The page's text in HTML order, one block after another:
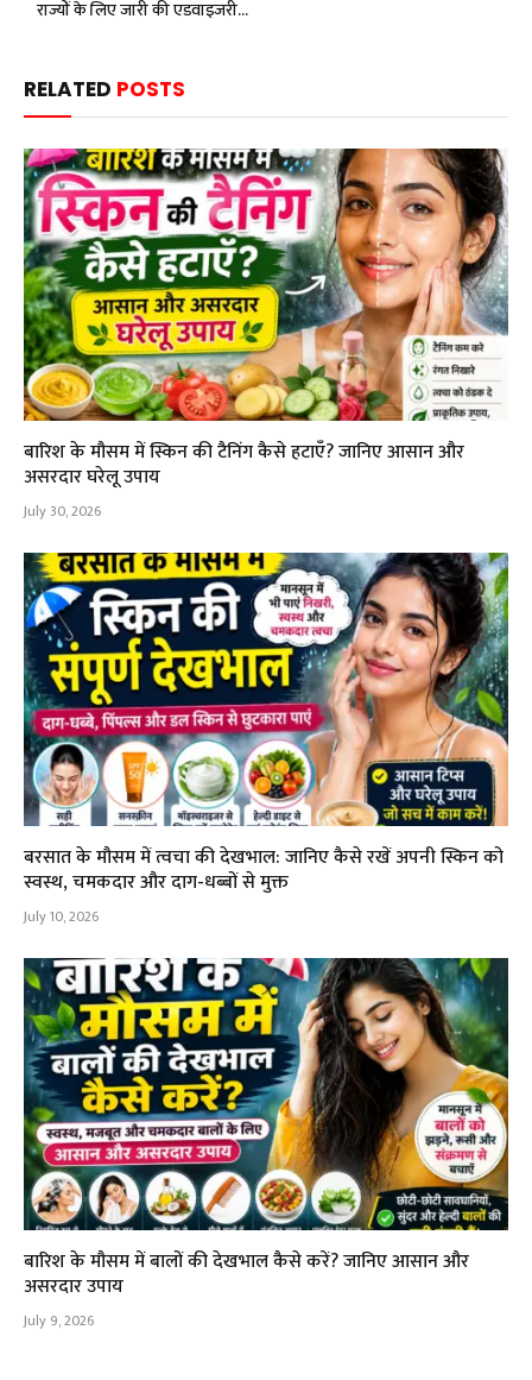
राज्यों के लिए जारी की एडवाइजरी…
RELATED POSTS
बारिश के मौसम में स्किन की टैनिंग कैसे हटाएँ? जानिए आसान और
असरदार घरेलू उपाय
July 30, 2026
बरसात के मौसम में त्वचा की देखभाल: जानिए कैसे रखें अपनी स्किन को
स्वस्थ, चमकदार और दाग-धब्बों से मुक्त
July 10, 2026
बारिश के मौसम में बालों की देखभाल कैसे करें? जानिए आसान और
असरदार उपाय
July 9, 2026